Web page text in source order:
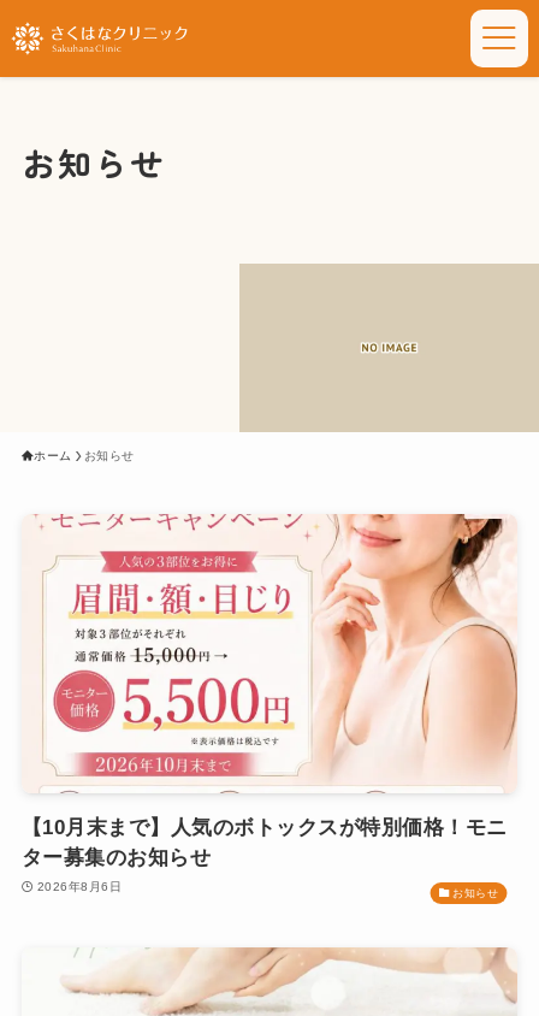
お知らせ
ホーム お知らせ
【10月末まで】人気のボトックスが特別価格！モニ
ター募集のお知らせ
2026年8月6日 お知らせ